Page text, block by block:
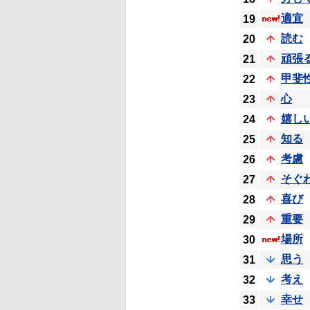
19
適宜
20
読む
21
頑張
22
甲斐
23
心
24
嬉し
25
知る
26
考慮
27
そぐ
28
喜び
29
重要
30
場所
31
思う
32
考え
33
幸せ